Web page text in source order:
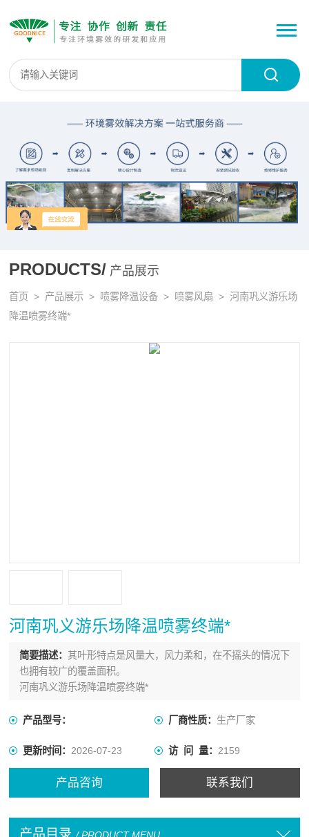
PRODUCTS/ 产品展示
首页 > 产品展示 > 喷雾降温设备 > 喷雾风扇 > 河南巩义游乐场
降温喷雾终端*
河南巩义游乐场降温喷雾终端*
简要描述： 其叶形特点是风量大，风力柔和，在不摇头的情况下
也拥有较广的覆盖面积。
河南巩义游乐场降温喷雾终端*
产品型号： 厂商性质： 生产厂家
更新时间：2026-07-23 访 问 量： 2159
产品咨询 联系我们
产品目录 / PRODUCT MENU